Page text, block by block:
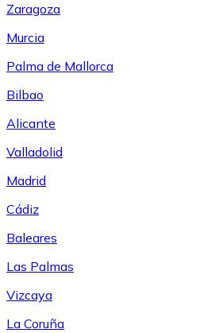
Zaragoza
Murcia
Palma de Mallorca
Bilbao
Alicante
Valladolid
Madrid
Cádiz
Baleares
Las Palmas
Vizcaya
La Coruña